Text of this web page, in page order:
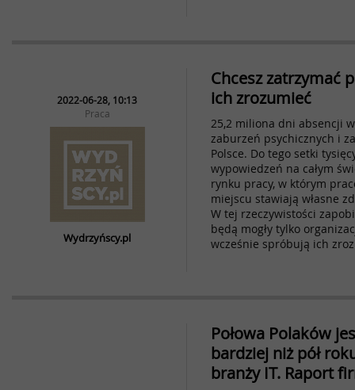
2022-06-28, 10:13
Praca
Wydrzyńscy.pl
Chcesz zatrzymać
ich zrozumieć
25,2 miliona dni absencji
zaburzeń psychicznych i
Polsce. Do tego setki
wypowiedzeń na całym
rynku pracy, w którym
miejscu stawiają własne
W tej rzeczywistości
będą mogły tylko
wcześnie spróbują ich
Połowa Polaków
bardziej niż pół
branży IT. Raport